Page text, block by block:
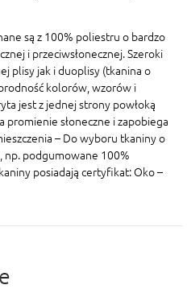
są z 100% poliestru o bardzo
i przeciwsłonecznej. Szeroki
plisy jak i duoplisy (tkanina o
kolorów, wzorów i
jest z jednej strony powłoką
słoneczne i zapobiega
– Do wyboru tkaniny o
np. podgumowane 100%
posiadają certyfikat: Oko –